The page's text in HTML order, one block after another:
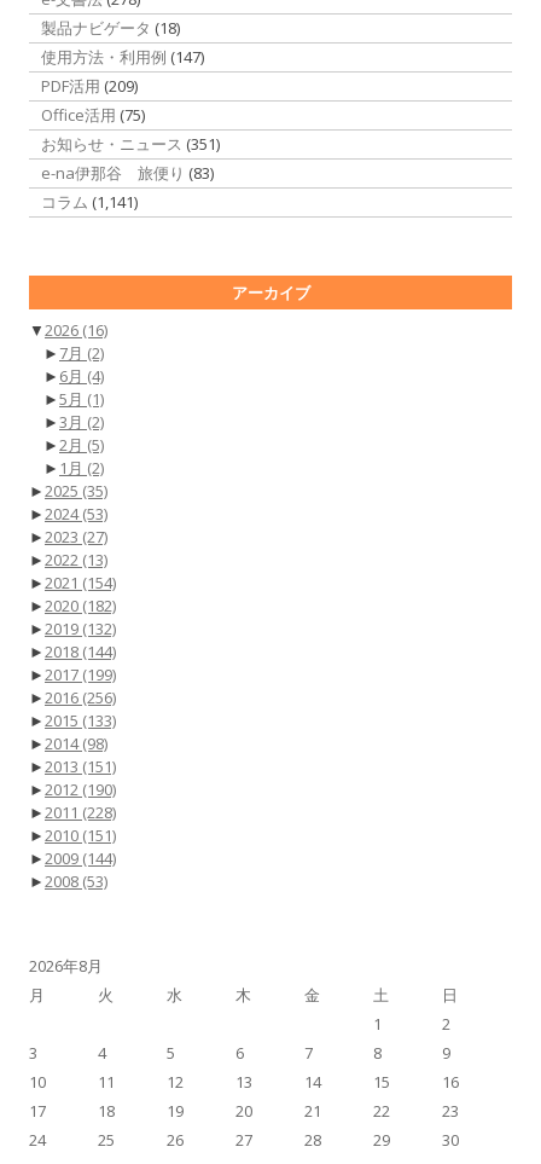
製品ナビゲータ (18)
使用方法・利用例 (147)
PDF活用 (209)
Office活用 (75)
お知らせ・ニュース (351)
e-na伊那谷 旅便り (83)
コラム (1,141)
アーカイブ
▼2026 (16)
► 7月 (2)
► 6月 (4)
►5月 (1)
►3月 (2)
►2月 (5)
► 1月 (2)
►2025 (35)
►2024(53)
►2023 (27)
►2022 (13)
►2021 (154)
►2020 (182)
►2019 (132)
►2018 (144)
►2017 (199)
►2016 (256)
►2015 (133)
►2014(98)
►2013 (151)
►2012 (190)
►2011 (228)
►2010 (151)
►2009 (144)
►2008 (53)
2026年8月
月
火 水 木 金 土
日
1
2
3
4 5 6 7 8
9
10
11 12 13 14 15
16
17
18 19 20 21 22
23
24
25 26 27 28 29
30